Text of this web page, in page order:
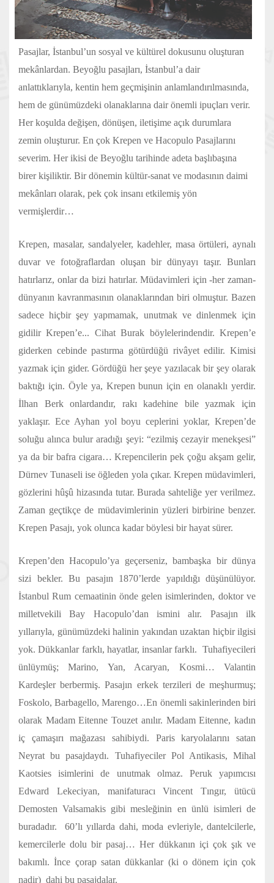
Pasajlar, İstanbul’un sosyal ve kültürel dokusunu oluşturan
mekânlardan. Beyoğlu pasajları, İstanbul’a dair
anlattıklarıyla, kentin hem geçmişinin anlamlandırılmasında,
hem de günümüzdeki olanaklarına dair önemli ipuçları verir.
Her koşulda değişen, dönüşen, iletişime açık durumlara
zemin oluşturur. En çok Krepen ve Hacopulo Pasajlarını
severim. Her ikisi de Beyoğlu tarihinde adeta başlıbaşına
birer kişiliktir. Bir dönemin kültür-sanat ve modasının daimi
mekânları olarak, pek çok insanı etkilemiş yön
vermişlerdir…
Krepen, masalar, sandalyeler, kadehler, masa örtüleri, aynalı
duvar ve fotoğraflardan oluşan bir dünyayı taşır. Bunları
hatırlarız, onlar da bizi hatırlar. Müdavimleri için -her zaman-
dünyanın kavranmasının olanaklarından biri olmuştur. Bazen
sadece hiçbir şey yapmamak, unutmak ve dinlenmek için
gidilir Krepen’e... Cihat Burak böylelerindendir. Krepen’e
giderken cebinde pastırma götürdüğü rivâyet edilir. Kimisi
yazmak için gider. Gördüğü her şeye yazılacak bir şey olarak
baktığı için. Öyle ya, Krepen bunun için en olanaklı yerdir.
İlhan Berk onlardandır, rakı kadehine bile yazmak için
yaklaşır. Ece Ayhan yol boyu ceplerini yoklar, Krepen’de
soluğu alınca bulur aradığı şeyi: “ezilmiş cezayir menekşesi”
ya da bir bafra cigara… Krepencilerin pek çoğu akşam gelir,
Dürnev Tunaseli ise öğleden yola çıkar. Krepen müdavimleri,
gözlerini hûşû hizasında tutar. Burada sahteliğe yer verilmez.
Zaman geçtikçe de müdavimlerinin yüzleri birbirine benzer.
Krepen Pasajı, yok olunca kadar böylesi bir hayat sürer.
Krepen’den Hacopulo’ya geçerseniz, bambaşka bir dünya
sizi bekler. Bu pasajın 1870’lerde yapıldığı düşünülüyor.
İstanbul Rum cemaatinin önde gelen isimlerinden, doktor ve
milletvekili Bay Hacopulo’dan ismini alır. Pasajın ilk
yıllarıyla, günümüzdeki halinin yakından uzaktan hiçbir ilgisi
yok. Dükkanlar farklı, hayatlar, insanlar farklı. Tuhafiyecileri
ünlüymüş; Marino, Yan, Acaryan, Kosmi… Valantin
Kardeşler berbermiş. Pasajın erkek terzileri de meşhurmuş;
Foskolo, Barbagello, Marengo…En önemli sakinlerinden biri
olarak Madam Eitenne Touzet anılır. Madam Eitenne, kadın
iç çamaşırı mağazası sahibiydi. Paris karyolalarını satan
Neyrat bu pasajdaydı. Tuhafiyeciler Pol Antikasis, Mihal
Kaotsies isimlerini de unutmak olmaz. Peruk yapımcısı
Edward Lekeciyan, manifaturacı Vincent Tıngır, ütücü
Demosten Valsamakis gibi mesleğinin en ünlü isimleri de
buradadır. 60’lı yıllarda dahi, moda evleriyle, dantelcilerle,
kemercilerle dolu bir pasaj… Her dükkanın içi çok şık ve
bakımlı. İnce çorap satan dükkanlar (ki o dönem için çok
nadir) dahi bu pasajdalar.